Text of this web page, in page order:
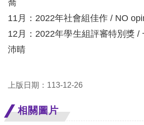
選
擇
言
兒少版
喬
11月：2022年社會組佳作 / NO
12月：2022年學生組評審特別獎 /
沛晴
上版日期：113-12-26
相關圖片